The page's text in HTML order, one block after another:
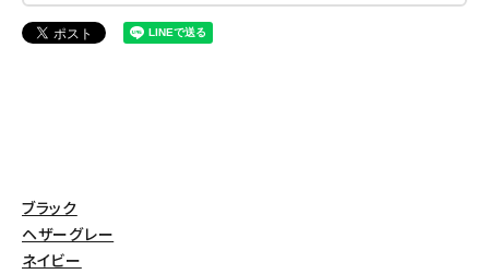
ブラック
ヘザーグレー
ネイビー